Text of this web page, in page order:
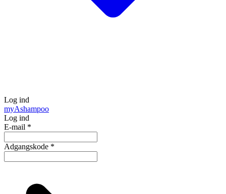
Log ind
myAshampoo
Log ind
E-mail *
Adgangskode *